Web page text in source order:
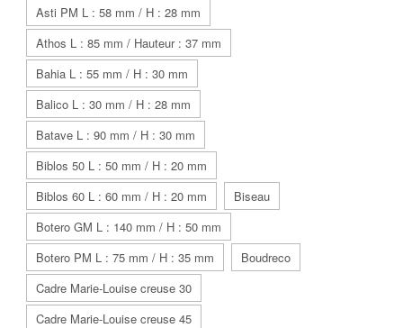
Asti PM L : 58 mm / H : 28 mm
Athos L : 85 mm / Hauteur : 37 mm
Bahia L : 55 mm / H : 30 mm
Balico L : 30 mm / H : 28 mm
Batave L : 90 mm / H : 30 mm
Biblos 50 L : 50 mm / H : 20 mm
Biblos 60 L : 60 mm / H : 20 mm
Biseau
Botero GM L : 140 mm / H : 50 mm
Botero PM L : 75 mm / H : 35 mm
Boudreco
Cadre Marie-Louise creuse 30
Cadre Marie-Louise creuse 45